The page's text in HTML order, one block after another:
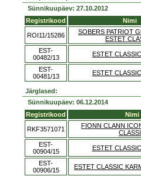
Sünnikuupäev: 27.10.2012
Registrikood
Nimi
ROI11/15286
SOBERS PATRIOT
ESTET
EST-
00482/13
ESTET
EST-
00481/13
ESTET
Järglased:
Sünnikuupäev: 06.12.2014
Registrikood
Nimi
RKF3571071
FIONN CLANN
EST-
00904/15
ESTET
EST-
00906/15
ESTET CLASSIC